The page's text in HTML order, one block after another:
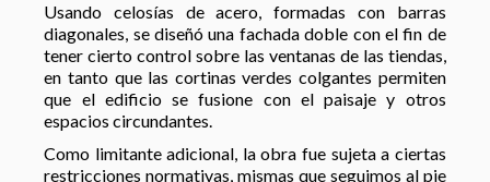
Usando celosías de acero, formadas con barras
diagonales, se diseñó una fachada doble con el fin de
tener cierto control sobre las ventanas de las tiendas,
en tanto que las cortinas verdes colgantes permiten
que el edificio se fusione con el paisaje y otros
espacios circundantes.
Como limitante adicional, la obra fue sujeta a ciertas
restricciones normativas, mismas que seguimos al pie